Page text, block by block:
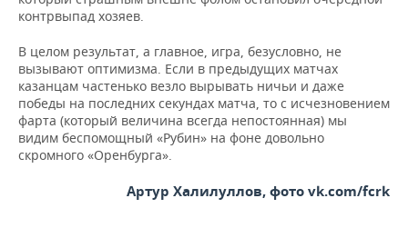
контрвыпад хозяев.
В целом результат, а главное, игра, безусловно, не
вызывают оптимизма. Если в предыдущих матчах
казанцам частенько везло вырывать ничьи и даже
победы на последних секундах матча, то с исчезновением
фарта (который величина всегда непостоянная) мы
видим беспомощный «Рубин» на фоне довольно
скромного «Оренбурга».
Артур Халилуллов, фото vk.com/fcrk